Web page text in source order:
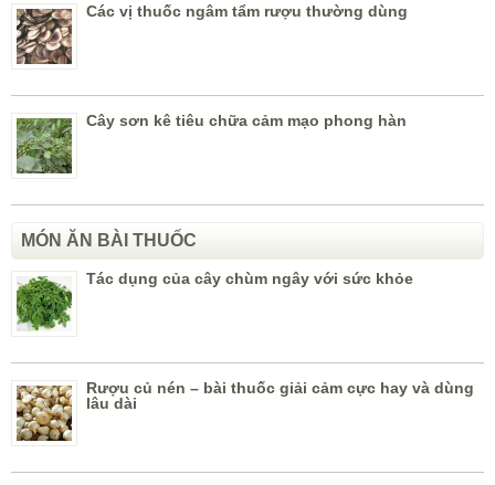
Các vị thuốc ngâm tẩm rượu thường dùng
Cây sơn kê tiêu chữa cảm mạo phong hàn
MÓN ĂN BÀI THUỐC
Tác dụng của cây chùm ngây với sức khỏe
Rượu củ nén – bài thuốc giải cảm cực hay và dùng
lâu dài